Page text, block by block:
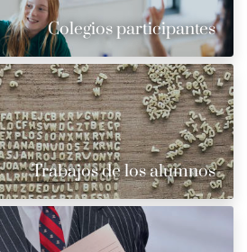
Colegios participantes
Trabajos de los alumnos